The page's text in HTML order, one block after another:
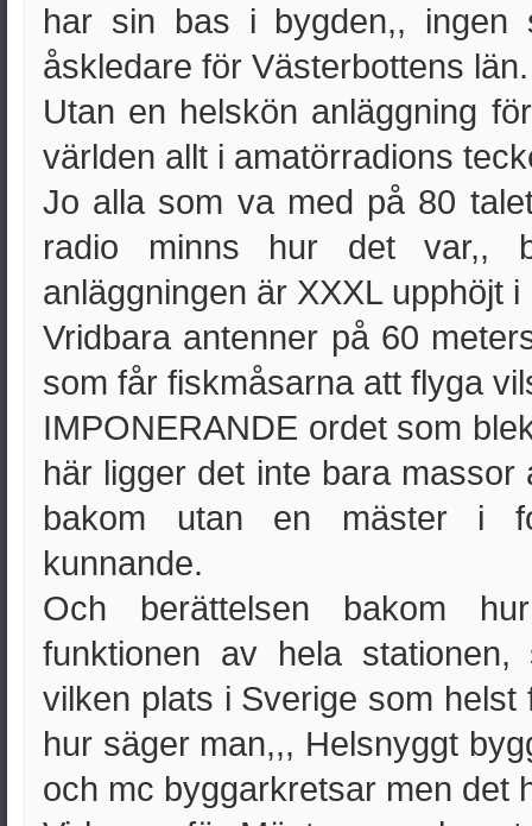
har sin bas i bygden,, ingen
åskledare för Västerbottens län.
Utan en helskön anläggning
världen allt i amatörradions
Jo alla som va med på 80
radio minns hur det var,,
anläggningen är XXXL upphöjt i
Vridbara antenner på 60
som får fiskmåsarna att flyga
IMPONERANDE ordet som
här ligger det inte bara
bakom utan en mäster i
kunnande.
Och berättelsen bakom
funktionen av hela
vilken plats i Sverige som helst
hur säger man,,, Helsnyggt
och mc byggarkretsar men det